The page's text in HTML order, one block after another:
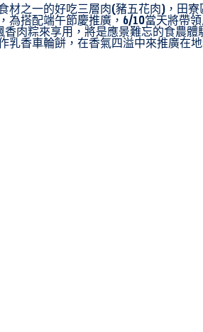
材之一的好吃三層肉(豬五花肉)，田
為搭配端午節慶推廣，6/10當天將帶
肉粽來享用，將是應景難忘的食農
乳香車輪餅，在香氣四溢中來推廣在